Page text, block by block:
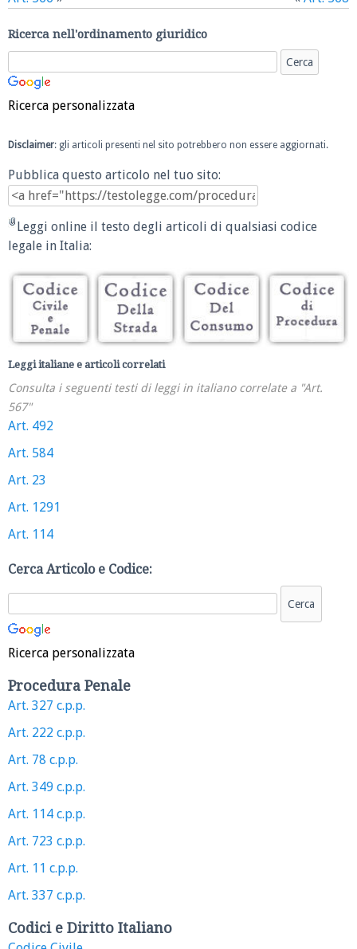
Ricerca nell'ordinamento giuridico
Ricerca personalizzata
Disclaimer: gli articoli presenti nel sito potrebbero non essere aggiornati.
Pubblica questo articolo nel tuo sito:
Leggi online il testo degli articoli di qualsiasi codice
legale in Italia:
Leggi italiane e articoli correlati
Consulta i seguenti testi di leggi in italiano correlate a "Art.
567"
Art. 492
Art. 584
Art. 23
Art. 1291
Art. 114
Cerca Articolo e Codice:
Ricerca personalizzata
Procedura Penale
Art. 327 c.p.p.
Art. 222 c.p.p.
Art. 78 c.p.p.
Art. 349 c.p.p.
Art. 114 c.p.p.
Art. 723 c.p.p.
Art. 11 c.p.p.
Art. 337 c.p.p.
Codici e Diritto Italiano